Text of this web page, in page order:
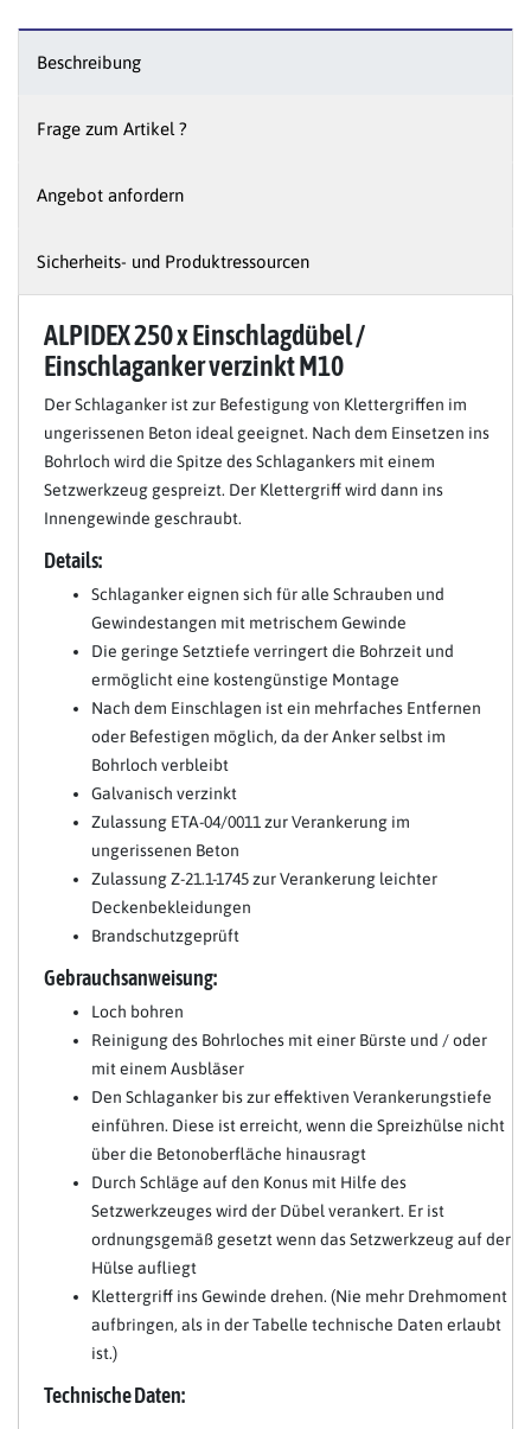
Beschreibung
Frage zum Artikel ?
Angebot anfordern
Sicherheits- und Produktressourcen
ALPIDEX 250 x Einschlagdübel /
Einschlaganker verzinkt M10
Der Schlaganker ist zur Befestigung von Klettergriffen im
ungerissenen Beton ideal geeignet. Nach dem Einsetzen ins
Bohrloch wird die Spitze des Schlagankers mit einem
Setzwerkzeug gespreizt. Der Klettergriff wird dann ins
Innengewinde geschraubt.
Details:
Schlaganker eignen sich für alle Schrauben und
Gewindestangen mit metrischem Gewinde
Die geringe Setztiefe verringert die Bohrzeit und
ermöglicht eine kostengünstige Montage
Nach dem Einschlagen ist ein mehrfaches Entfernen
oder Befestigen möglich, da der Anker selbst im
Bohrloch verbleibt
Galvanisch verzinkt
Zulassung ETA-04/0011 zur Verankerung im
ungerissenen Beton
Zulassung Z-21.1-1745 zur Verankerung leichter
Deckenbekleidungen
Brandschutzgeprüft
Gebrauchsanweisung:
Loch bohren
Reinigung des Bohrloches mit einer Bürste und / oder
mit einem Ausbläser
Den Schlaganker bis zur effektiven Verankerungstiefe
einführen. Diese ist erreicht, wenn die Spreizhülse nicht
über die Betonoberfläche hinausragt
Durch Schläge auf den Konus mit Hilfe des
Setzwerkzeuges wird der Dübel verankert. Er ist
ordnungsgemäß gesetzt wenn das Setzwerkzeug auf der
Hülse aufliegt
Klettergriff ins Gewinde drehen. (Nie mehr Drehmoment
aufbringen, als in der Tabelle technische Daten erlaubt
ist.)
Technische Daten: